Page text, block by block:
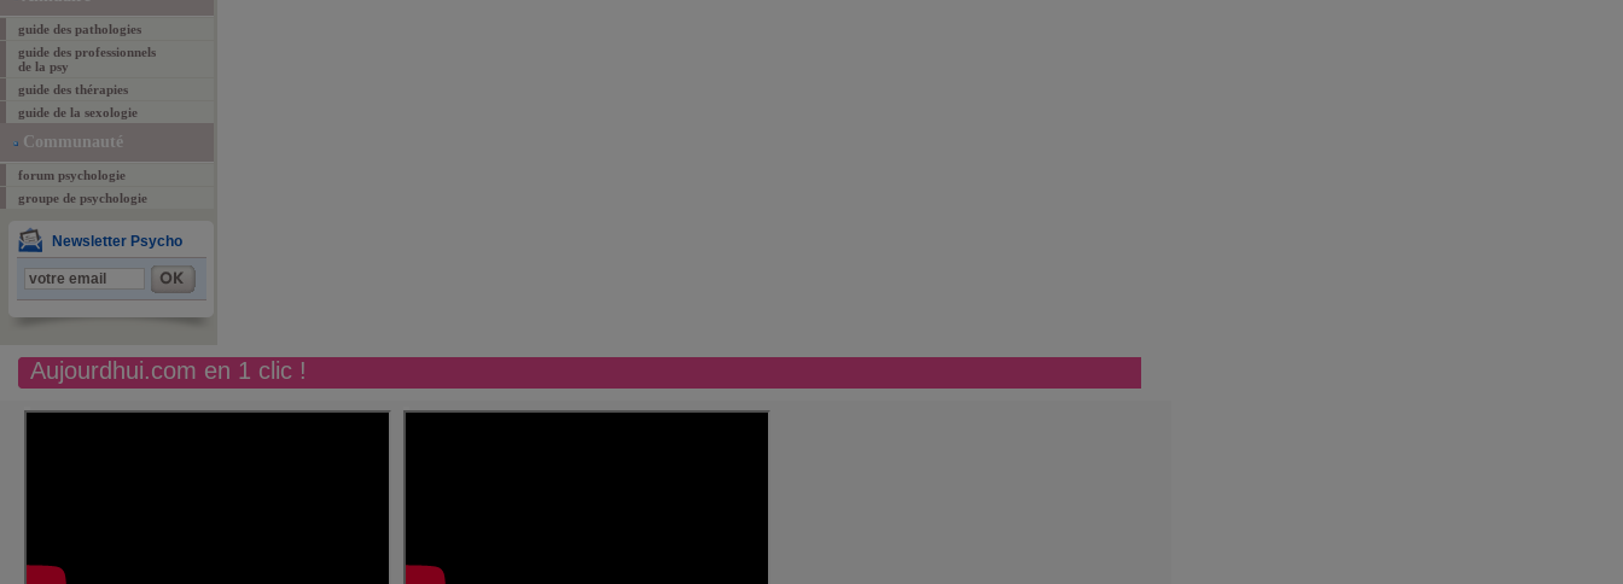
guide des pathologies
guide des professionnels
de la psy
guide des thérapies
guide de la sexologie
Communauté
forum psychologie
groupe de psychologie
Newsletter Psycho
Aujourdhui.com en 1 clic !